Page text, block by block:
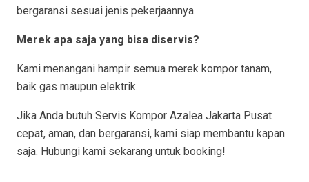
bergaransi sesuai jenis pekerjaannya.
Merek apa saja yang bisa diservis?
Kami menangani hampir semua merek kompor tanam,
baik gas maupun elektrik.
Jika Anda butuh Servis Kompor Azalea Jakarta Pusat
cepat, aman, dan bergaransi, kami siap membantu kapan
saja. Hubungi kami sekarang untuk booking!